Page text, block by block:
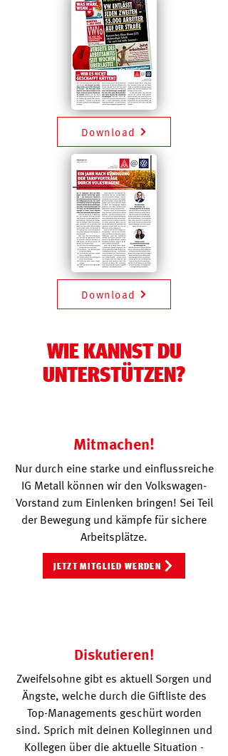
Download
Download
WIE KANNST DU
UNTERSTÜTZEN?
Mitmachen!
Nur durch eine starke und einflussreiche
IG Metall können wir den Volkswagen-
Vorstand zum Einlenken bringen! Sei Teil
der Bewegung und kämpfe für sichere
Arbeitsplätze.
JETZT MITGLIED WERDEN
Diskutieren!
Zweifelsohne gibt es aktuell Sorgen und
Ängste, welche durch die Giftliste des
Top-Managements geschürt worden
sind. Sprich mit deinen Kolleginnen und
Kollegen über die aktuelle Situation -